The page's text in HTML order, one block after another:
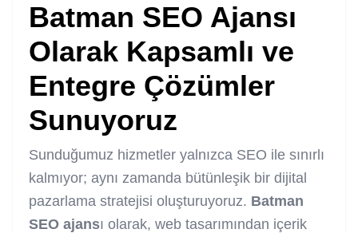
Batman SEO Ajansı
Olarak Kapsamlı ve
Entegre Çözümler
Sunuyoruz
Sunduğumuz hizmetler yalnızca SEO ile sınırlı
kalmıyor; aynı zamanda bütünleşik bir dijital
pazarlama stratejisi oluşturuyoruz. Batman
SEO ajansı olarak, web tasarımından içerik